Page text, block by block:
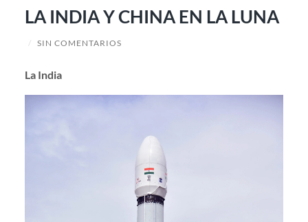
LA INDIA Y CHINA EN LA LUNA
/ SIN COMENTARIOS
La India